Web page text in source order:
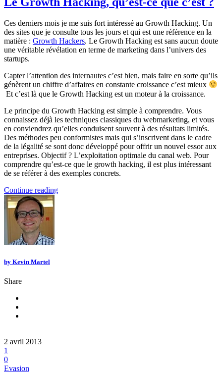
Ces derniers mois je me suis fort intéressé au Growth Hacking. Un
des sites que je consulte tous les jours et qui est une référence en la
matière : Growth Hackers. Le Growth Hacking est sans aucun doute
une véritable révélation en terme de marketing dans l’univers des
startups.
Capter l’attention des internautes c’est bien, mais faire en sorte qu’ils
génèrent un chiffre d’affaires en constante croissance c’est mieux
Et c’est là que le Growth Hacking est un moteur à la croissance.
Le principe du Growth Hacking est simple à comprendre. Vous
connaissez déjà les techniques classiques du webmarketing, et vous
en conviendrez qu’elles conduisent souvent à des résultats limités.
Des méthodes peu conformistes mais qui s’inscrivent dans le cadre
de la légalité se sont donc développé pour offrir un nouvel essor aux
entreprises. Objectif ? L’exploitation optimale du canal web. Pour
comprendre qu’est-ce que le growth hacking, il est plus intéressant
de se référer à des exemples concrets.
Continue reading
by Kevin Martel
Share
2 avril 2013
1
0
Evasion